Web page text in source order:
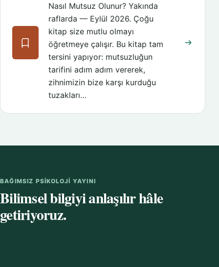
Nasıl Mutsuz Olunur? Yakında
raflarda — Eylül 2026. Çoğu
kitap size mutlu olmayı
öğretmeye çalışır. Bu kitap tam
tersini yapıyor: mutsuzluğun
tarifini adım adım vererek,
zihnimizin bize karşı kurduğu
tuzakları…
BAĞIMSIZ PSIKOLOJI YAYINI
Bilimsel bilgiyi anlaşılır hâle
getiriyoruz.